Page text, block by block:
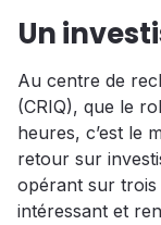
Un
Au centre de
(CRIQ), que le
heures, c’est le
retour sur
opérant sur trois
intéressant et